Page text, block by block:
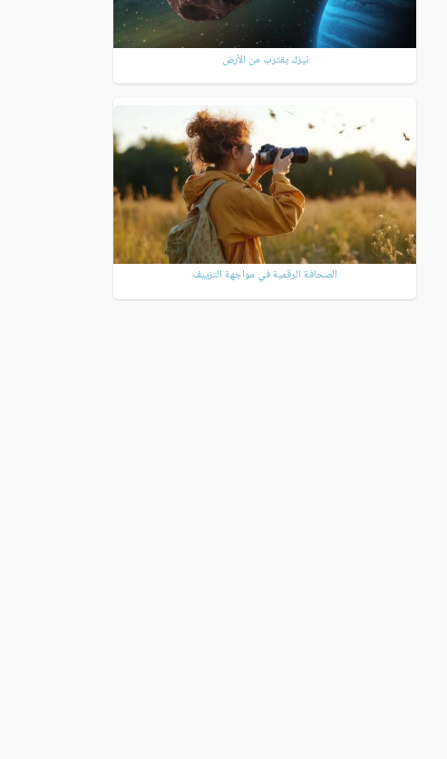
نيزك يقترب من الأرض
الصحافة الرقمية في مواجهة التزييف